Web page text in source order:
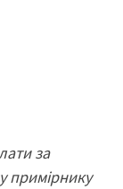
за
примірнику